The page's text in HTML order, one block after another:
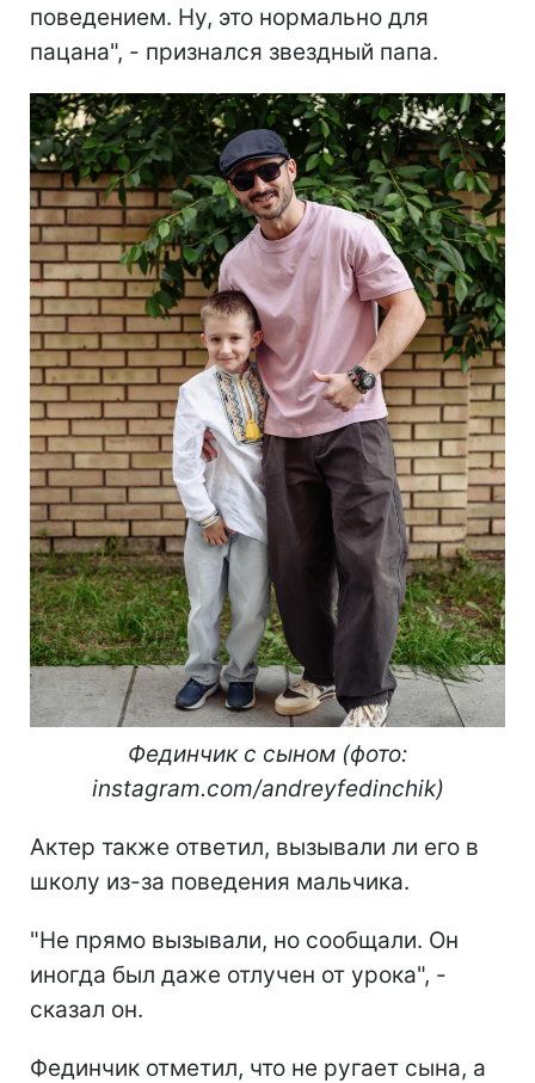
поведением. Ну, это нормально для
пацана", - признался звездный папа.
Фединчик с сыном (фото:
instagram.com/andreyfedinchik)
Актер также ответил, вызывали ли его в
школу из-за поведения мальчика.
"Не прямо вызывали, но сообщали. Он
иногда был даже отлучен от урока", -
сказал он.
Фединчик отметил, что не ругает сына, а